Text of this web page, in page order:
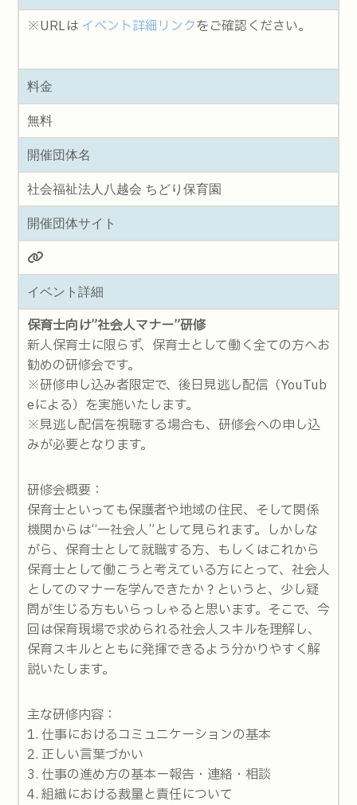
※URLは イベント詳細リンクをご確認ください。
料金
無料
開催団体名
社会福祉法人八越会 ちどり保育園
開催団体サイト
イベント詳細
保育士向け”社会人マナー”研修
新人保育士に限らず、保育士として働く全ての方へお
勧めの研修会です。
※研修申し込み者限定で、後日見逃し配信（YouTub
eによる）を実施いたします。
※見逃し配信を視聴する場合も、研修会への申し込
みが必要となります。
研修会概要：
保育士といっても保護者や地域の住民、そして関係
機関からは“一社会人”として見られます。しかしな
がら、保育士として就職する方、もしくはこれから
保育士として働こうと考えている方にとって、社会人
としてのマナーを学んできたか？というと、少し疑
問が生じる方もいらっしゃると思います。そこで、今
回は保育現場で求められる社会人スキルを理解し、
保育スキルとともに発揮できるよう分かりやすく解
説いたします。
主な研修内容：
1. 仕事におけるコミュニケーションの基本
2. 正しい言葉づかい
3. 仕事の進め方の基本ー報告・連絡・相談
4. 組織における裁量と責任について